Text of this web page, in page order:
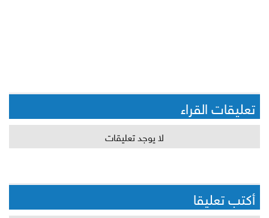
تعليقات القراء
لا يوجد تعليقات
أكتب تعليقا